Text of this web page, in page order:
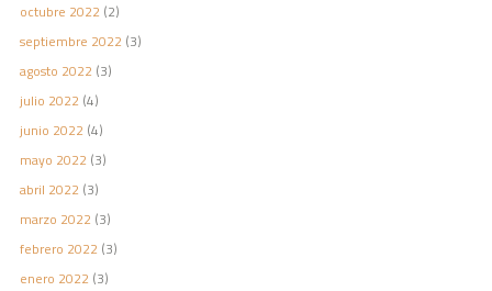
octubre 2022 (2)
septiembre 2022 (3)
agosto 2022 (3)
julio 2022 (4)
junio 2022 (4)
mayo 2022 (3)
abril 2022 (3)
marzo 2022 (3)
febrero 2022 (3)
enero 2022 (3)